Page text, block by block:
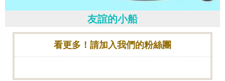
友誼的小船
看更多！請加入我們的粉絲團